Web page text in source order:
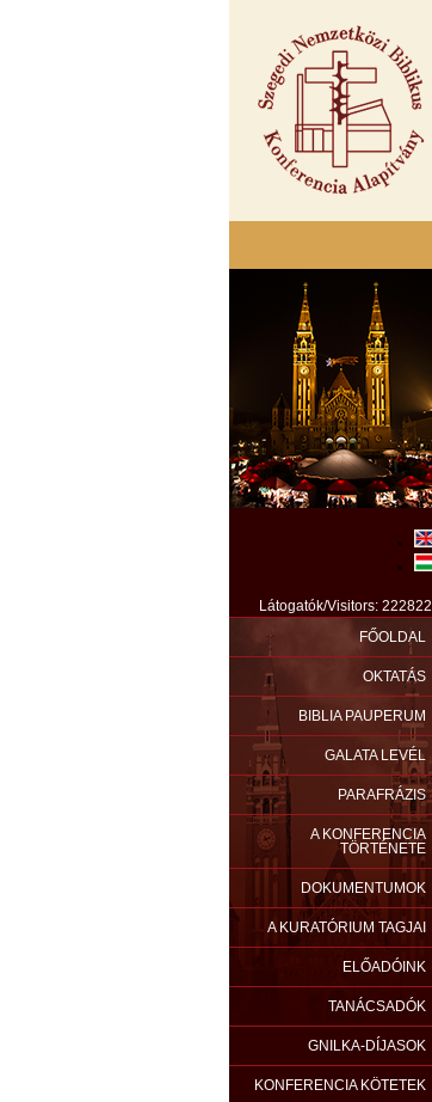
Látogatók/Visitors: 222822
FŐOLDAL
OKTATÁS
BIBLIA PAUPERUM
GALATA LEVÉL
PARAFRÁZIS
A KONFERENCIA
TÖRTÉNETE
DOKUMENTUMOK
A KURATÓRIUM TAGJAI
ELŐADÓINK
TANÁCSADÓK
GNILKA-DÍJASOK
KONFERENCIA KÖTETEK